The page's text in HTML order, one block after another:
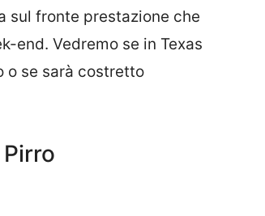
sul fronte prestazione che
end. Vedremo se in Texas
o se sarà costretto